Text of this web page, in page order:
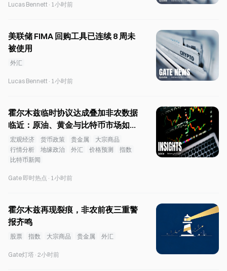
Lucas Bennett · 1小时前
美联储 FIMA 回购工具已连续 8 周未
被使用
外汇
Lucas Bennett · 1小时前
霍尔木兹临时协议达成叠加非农数据
临近：原油、黄金与比特币市场如何
重新定价？
宏观经济 货币政策 贵金属
大宗商品
行情分析
地缘政治 外汇 价格预测
指数
比特币新闻
Gate 即时热点 · 1小时前
霍尔木兹再现裂痕，非农前夜三重警
报齐鸣
股票 指数 大宗商品 贵金属 外汇
Gate灯塔 · 2小时前